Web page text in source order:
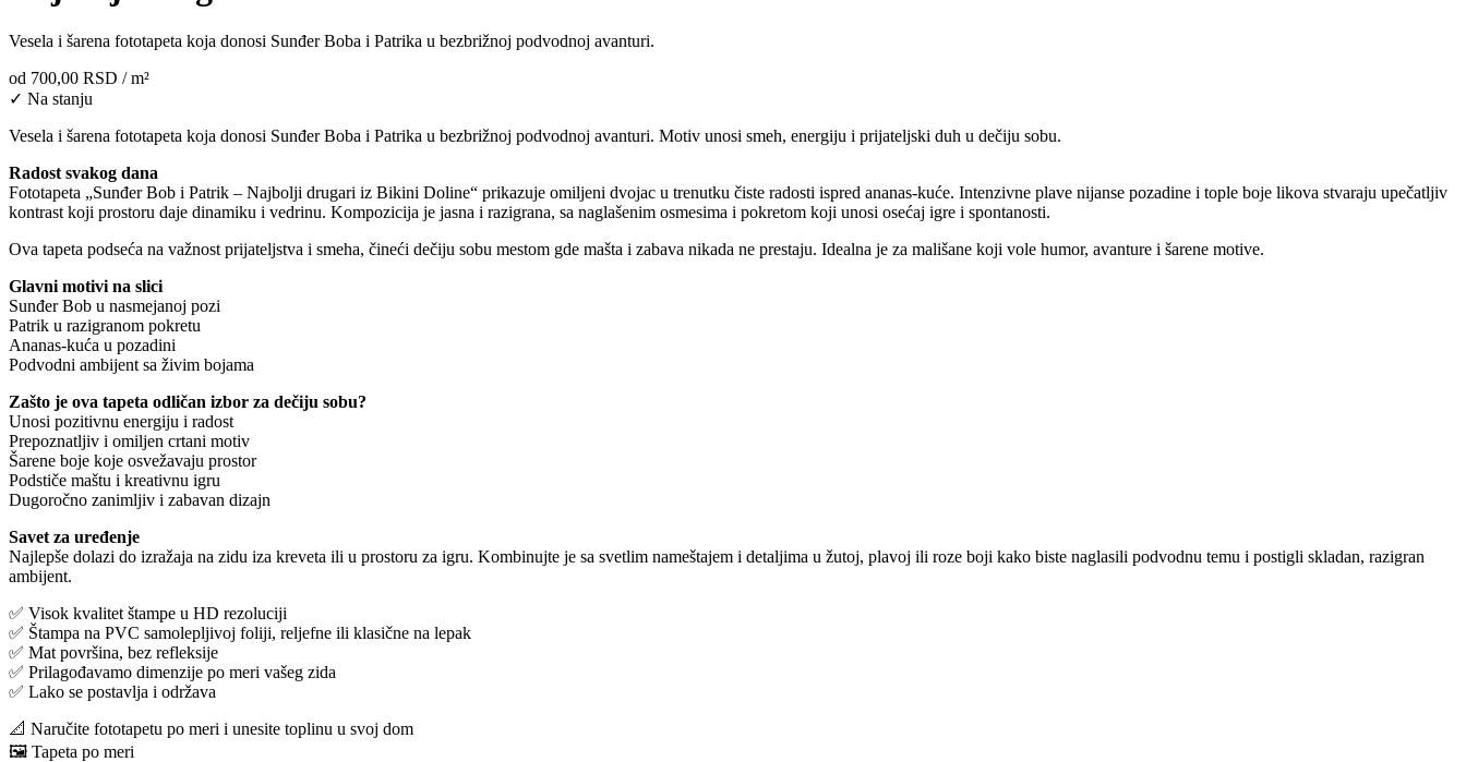
Vesela i šarena fototapeta koja donosi Sunđer Boba i Patrika u bezbrižnoj podvodnoj avanturi.
od 700,00 RSD / m²
✓ Na stanju
Vesela i šarena fototapeta koja donosi Sunđer Boba i Patrika u bezbrižnoj podvodnoj avanturi. Motiv unosi smeh, energiju i prijateljski duh u dečiju sobu.
Radost svakog dana
Fototapeta „Sunđer Bob i Patrik – Najbolji drugari iz Bikini Doline“ prikazuje omiljeni dvojac u trenutku čiste radosti ispred ananas-kuće. Intenzivne plave nijanse pozadine i tople boje likova stvaraju upečatljiv
kontrast koji prostoru daje dinamiku i vedrinu. Kompozicija je jasna i razigrana, sa naglašenim osmesima i pokretom koji unosi osećaj igre i spontanosti.
Ova tapeta podseća na važnost prijateljstva i smeha, čineći dečiju sobu mestom gde mašta i zabava nikada ne prestaju. Idealna je za mališane koji vole humor, avanture i šarene motive.
Glavni motivi na slici
Sunđer Bob u nasmejanoj pozi
Patrik u razigranom pokretu
Ananas-kuća u pozadini
Podvodni ambijent sa živim bojama
Zašto je ova tapeta odličan izbor za dečiju sobu?
Unosi pozitivnu energiju i radost
Prepoznatljiv i omiljen crtani motiv
Šarene boje koje osvežavaju prostor
Podstiče maštu i kreativnu igru
Dugoročno zanimljiv i zabavan dizajn
Savet za uređenje
Najlepše dolazi do izražaja na zidu iza kreveta ili u prostoru za igru. Kombinujte je sa svetlim nameštajem i detaljima u žutoj, plavoj ili roze boji kako biste naglasili podvodnu temu i postigli skladan, razigran
ambijent.
✅ Visok kvalitet štampe u HD rezoluciji
✅ Štampa na PVC samolepljivoj foliji, reljefne ili klasične na lepak
✅ Mat površina, bez refleksije
✅ Prilagođavamo dimenzije po meri vašeg zida
✅ Lako se postavlja i održava
📐 Naručite fototapetu po meri i unesite toplinu u svoj dom
🖼️ Tapeta po meri